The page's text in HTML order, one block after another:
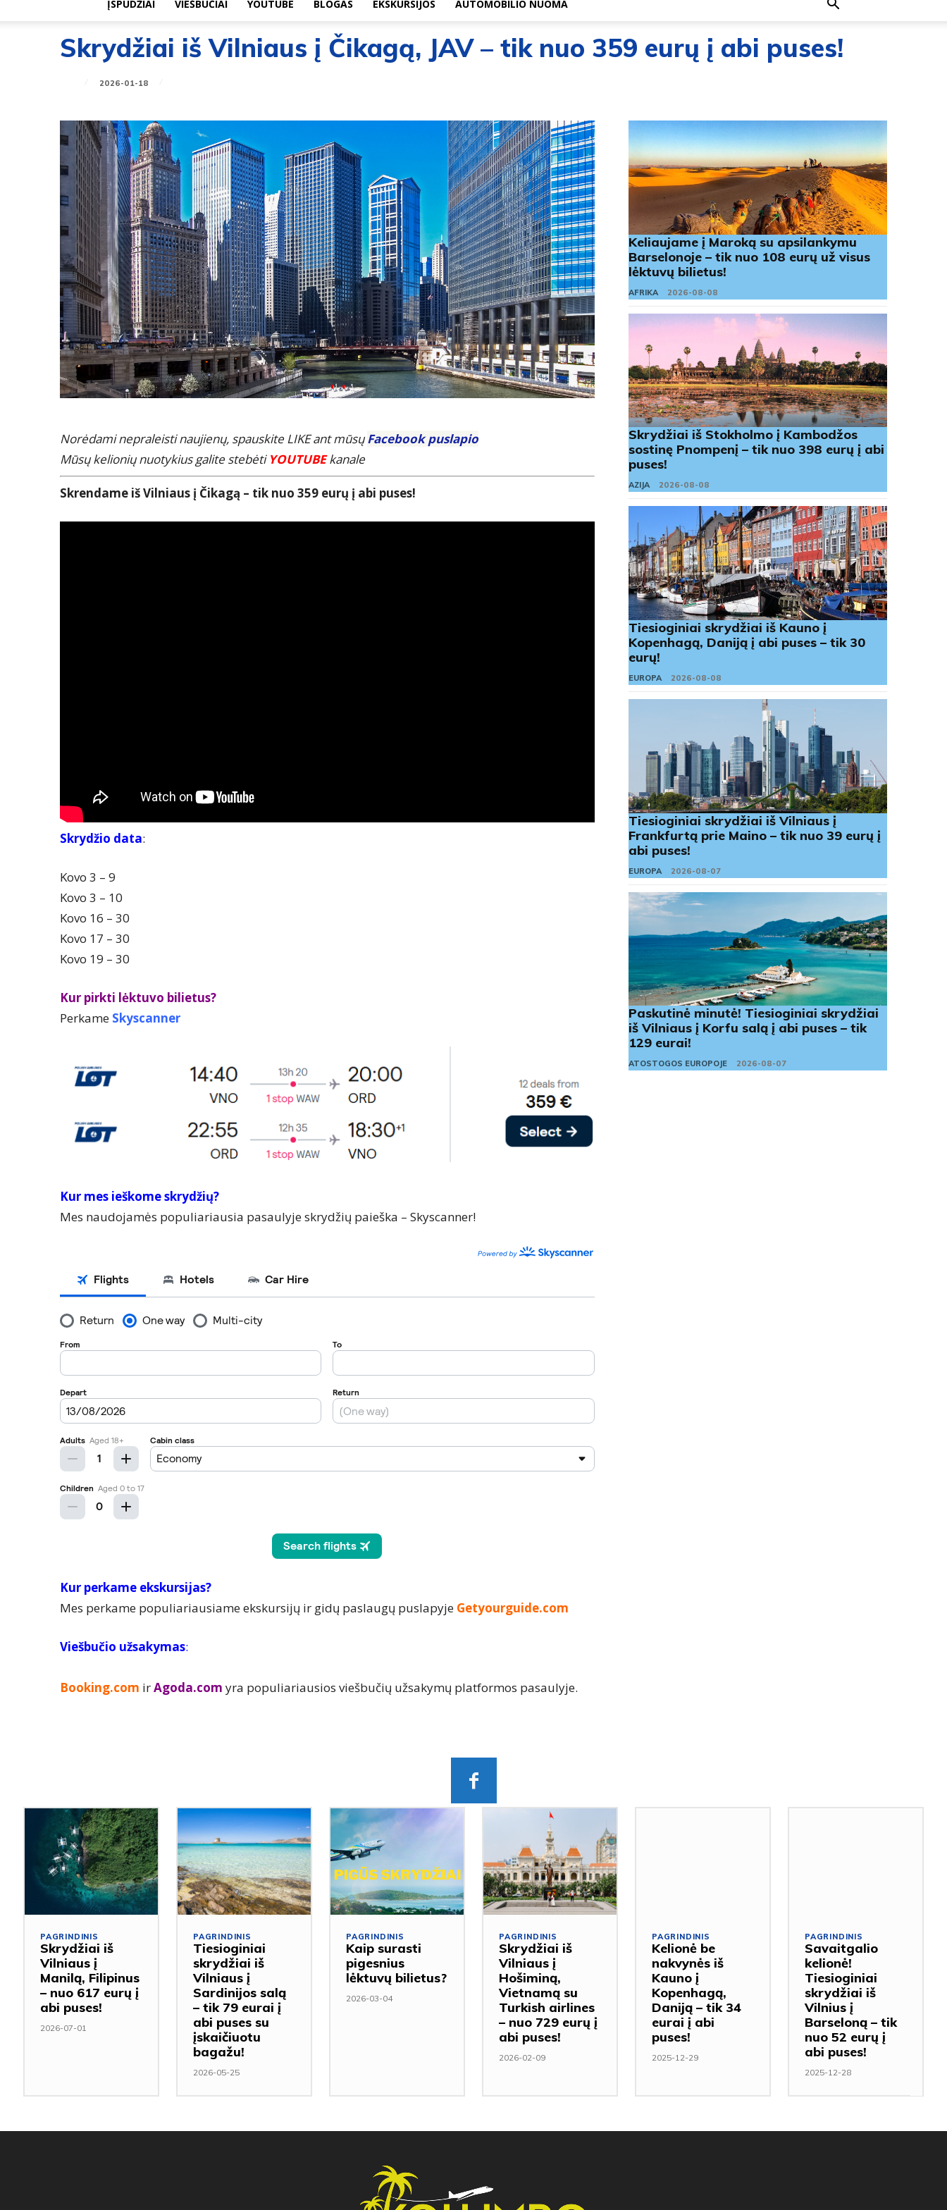
ĮSPŪDŽIAI VIEŠBUČIAI YOUTUBE BLOGAS EKSKURSIJOS AUTOMOBILIO NUOMA
Skrydžiai iš Vilniaus į Čikagą, JAV – tik nuo 359 eurų į abi puses!
2026-01-18
Norėdami nepraleisti naujienų, spauskite LIKE ant mūsųFacebook puslapio
Mūsų kelionių nuotykius galite stebėti YOUTUBEkanale
Skrendame iš Vilniaus į Čikagą – tik nuo 359 eurų į abi puses!
Skrydžio data:
Kovo 3 – 9
Kovo 3 – 10
Kovo 16 – 30
Kovo 17 – 30
Kovo 19 – 30
Kur pirkti lėktuvo bilietus?
Perkame Skyscanner
Kur mes ieškome skrydžių?
Mes naudojamės populiariausia pasaulyje skrydžių paieška – Skyscanner!
Kur perkame ekskursijas?
Mes perkame populiariausiame ekskursijų ir gidų paslaugų puslapyje Getyourguide.com
Viešbučio užsakymas:
Booking.com irAgoda.com yra populiariausios viešbučių užsakymų platformos pasaulyje.
Keliaujame į Maroką su apsilankymu
Barselonoje – tik nuo 108 eurų už visus
lėktuvų bilietus!
AFRIKA 2026-08-08
Skrydžiai iš Stokholmo į Kambodžos
sostinę Pnompenį – tik nuo 398 eurų į abi
puses!
AZIJA 2026-08-08
Tiesioginiai skrydžiai iš Kauno į
Kopenhagą, Daniją į abi puses – tik 30
eurų!
EUROPA 2026-08-08
Tiesioginiai skrydžiai iš Vilniaus į
Frankfurtą prie Maino – tik nuo 39 eurų į
abi puses!
EUROPA 2026-08-07
Paskutinė minutė! Tiesioginiai skrydžiai
iš Vilniaus į Korfu salą į abi puses – tik
129 eurai!
ATOSTOGOS EUROPOJE 2026-08-07
PAGRINDINIS
Skrydžiai iš
Vilniaus į
Manilą, Filipinus
– nuo 617 eurų į
abi puses!
2026-07-01
PAGRINDINIS
Tiesioginiai
skrydžiai iš
Vilniaus į
Sardinijos salą
– tik 79 eurai į
abi puses su
įskaičiuotu
bagažu!
2026-05-25
PAGRINDINIS
Kaip surasti
pigesnius
lėktuvų bilietus?
2026-03-04
PAGRINDINIS
Skrydžiai iš
Vilniaus į
Hošiminą,
Vietnamą su
Turkish airlines
– nuo 729 eurų į
abi puses!
2026-02-09
PAGRINDINIS
Kelionė be
nakvynės iš
Kauno į
Kopenhagą,
Daniją – tik 34
eurai į abi
puses!
2025-12-29
PAGRINDINIS
Savaitgalio
kelionė!
Tiesioginiai
skrydžiai iš
Vilnius į
Barseloną – tik
nuo 52 eurų į
abi puses!
2025-12-28